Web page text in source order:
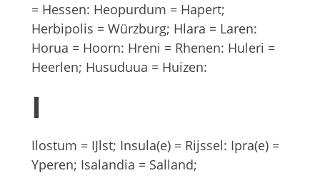
= Hessen: Heopurdum = Hapert;
Herbipolis = Würzburg; Hlara = Laren:
Horua = Hoorn: Hreni = Rhenen: Huleri =
Heerlen; Husuduua = Huizen:
I
Ilostum = IJlst; Insula(e) = Rijssel: Ipra(e) =
Yperen; Isalandia = Salland;